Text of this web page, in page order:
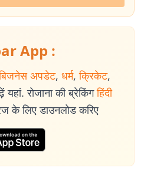
App :
अपडेट, धर्म, क्रिकेट,
रोजाना की ब्रेकिंग हिंदी
के लिए डाउनलोड करिए